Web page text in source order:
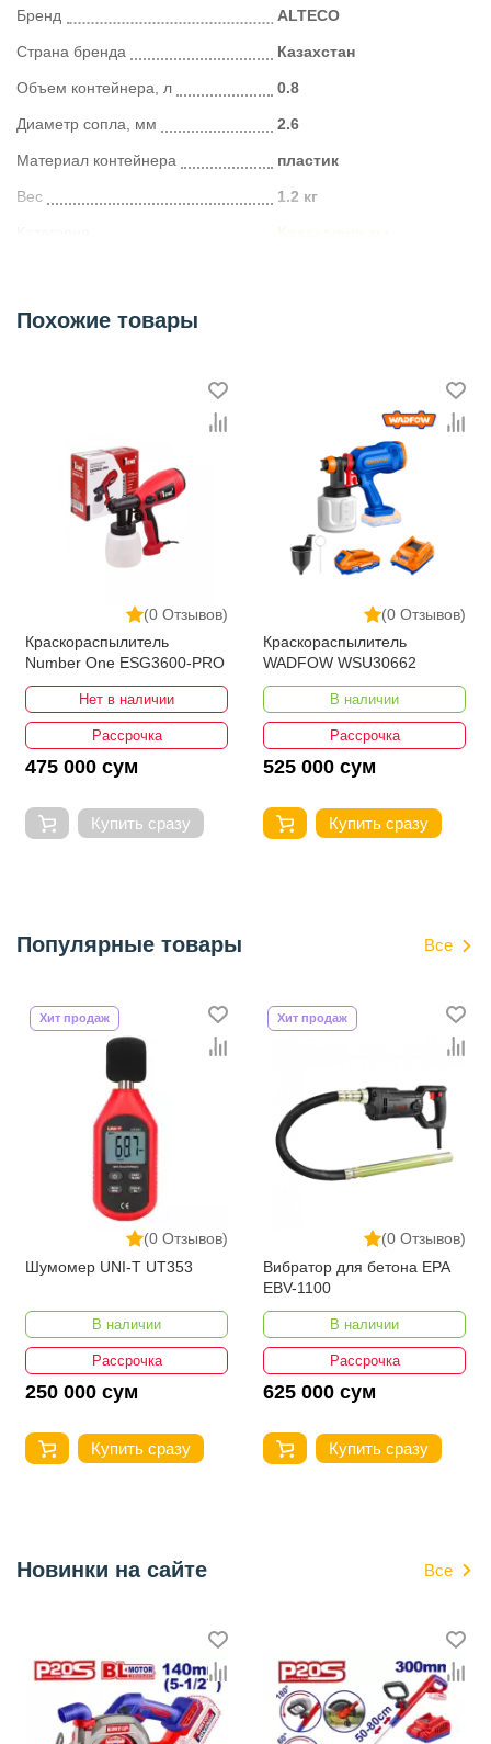
Бренд ALTECO
Страна бренда Казахстан
Объем контейнера, л 0.8
Диаметр сопла, мм 2.6
Материал контейнера пластик
Вес 1.2 кг
Краскопульты
Похожие товары
(0 Отзывов)
Краскораспылитель
Number One ESG3600-PRO
Нет в наличии
Рассрочка
475 000 сум
Купить сразу
(0 Отзывов)
Краскораспылитель
WADFOW WSU30662
В наличии
Рассрочка
525 000 сум
Купить сразу
Популярные товары Все
(0 Отзывов)
Хит продаж
Шумомер UNI-T UT353
В наличии
Рассрочка
250 000 сум
Купить сразу
(0 Отзывов)
Хит продаж
Вибратор для бетона EPA
EBV-1100
В наличии
Рассрочка
625 000 сум
Купить сразу
Новинки на сайте Все